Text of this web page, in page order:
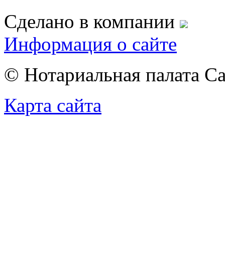
Сделано в компании
Информация о сайте
© Нотариальная палата
Карта сайта